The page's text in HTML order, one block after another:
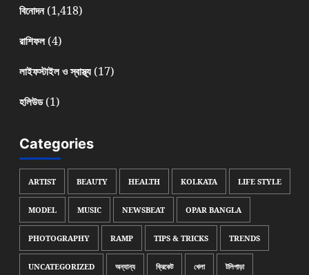
বিনোদন(1,418)
রাশিফল(4)
লাইফস্টাইল ও স্বাস্থ্য(17)
হলিউড(1)
Categories
ARTIST BEAUTY HEALTH KOLKATA LIFE STYLE
MODEL MUSIC NEWSBEAT OPAR BANGLA
PHOTOGRAPHY RAMP TIPS & TRICKS TRENDS
UNCATEGORIZED অন্যান্য ক্রিকেট খেলা টলিপাড়া